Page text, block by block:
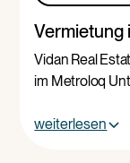
Vermietung
Vidan Real
im Metroloq
weiterlesen